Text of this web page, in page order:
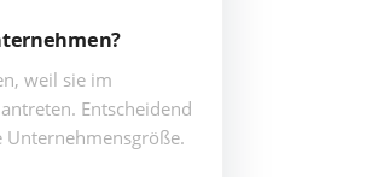
weil sie im
Entscheidend
Unternehmensgröße.